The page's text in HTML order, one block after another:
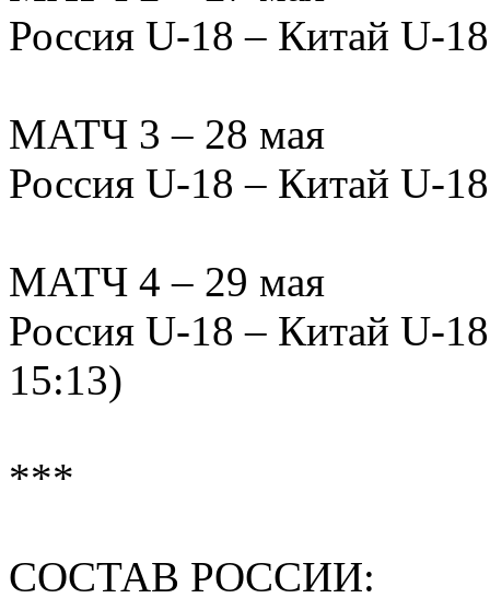
Россия U-18 – Китай U-
МАТЧ 3 – 28 мая
Россия U-18 – Китай U-
МАТЧ 4 – 29 мая
Россия U-18 – Китай U-
15:13)
***
СОСТАВ РОССИИ: